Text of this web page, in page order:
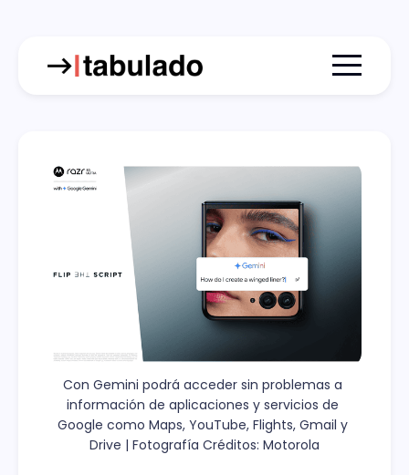
Menu
Con Gemini podrá acceder sin problemas a
información de aplicaciones y servicios de
Google como Maps, YouTube, Flights, Gmail y
Drive | Fotografía Créditos: Motorola